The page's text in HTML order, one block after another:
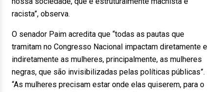
racista”, observa.
O senador Paim acredita que “todas as pautas que
tramitam no Congresso Nacional impactam diretamente e
indiretamente as mulheres, principalmente, as mulheres
negras, que são invisibilizadas pelas políticas públicas”.
“As mulheres precisam estar onde elas quiserem, para o